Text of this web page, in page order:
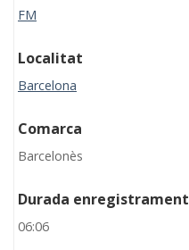
FM
Localitat
Barcelona
Comarca
Barcelonès
Durada enregistrament
06:06